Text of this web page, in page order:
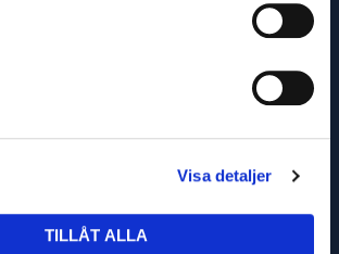
Visa detaljer
TILLÅT ALLA
031-52 44 66
Aröds Industriväg 16-18
556070-7142